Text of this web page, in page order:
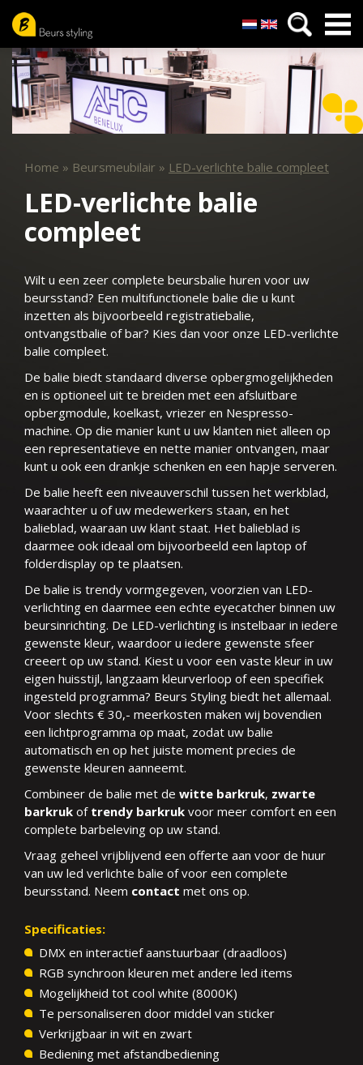
Nederlands
English
Overslaan
en
naar
de
Home » Beursmeubilair » LED-verlichte balie compleet
LED-verlichte balie
compleet
Wilt u een zeer complete beursbalie huren voor uw
beursstand? Een multifunctionele balie die u kunt
inzetten als bijvoorbeeld registratiebalie,
ontvangstbalie of bar? Kies dan voor onze LED-verlichte
balie compleet.
De balie biedt standaard diverse opbergmogelijkheden
en is optioneel uit te breiden met een afsluitbare
opbergmodule, koelkast, vriezer en Nespresso-
machine. Op die manier kunt u uw klanten niet alleen op
een representatieve en nette manier ontvangen, maar
kunt u ook een drankje schenken en een hapje serveren.
De balie heeft een niveauverschil tussen het werkblad,
waarachter u of uw medewerkers staan, en het
balieblad, waaraan uw klant staat. Het balieblad is
daarmee ook ideaal om bijvoorbeeld een laptop of
folderdisplay op te plaatsen.
De balie is trendy vormgegeven, voorzien van LED-
verlichting en daarmee een echte eyecatcher binnen uw
beursinrichting. De LED-verlichting is instelbaar in iedere
gewenste kleur, waardoor u iedere gewenste sfeer
creeert op uw stand. Kiest u voor een vaste kleur in uw
eigen huisstijl, langzaam kleurverloop of een specifiek
ingesteld programma? Beurs Styling biedt het allemaal.
Voor slechts € 30,- meerkosten maken wij bovendien
een lichtprogramma op maat, zodat uw balie
automatisch en op het juiste moment precies de
gewenste kleuren aanneemt.
Combineer de balie met de witte barkruk, zwarte
barkruk of trendy barkruk voor meer comfort en een
complete barbeleving op uw stand.
Vraag geheel vrijblijvend een offerte aan voor de huur
van uw led verlichte balie of voor een complete
beursstand. Neem contact met ons op.
Specificaties:
DMX en interactief aanstuurbaar (draadloos)
RGB synchroon kleuren met andere led items
Mogelijkheid tot cool white (8000K)
Te personaliseren door middel van sticker
Verkrijgbaar in wit en zwart
Bediening met afstandbediening